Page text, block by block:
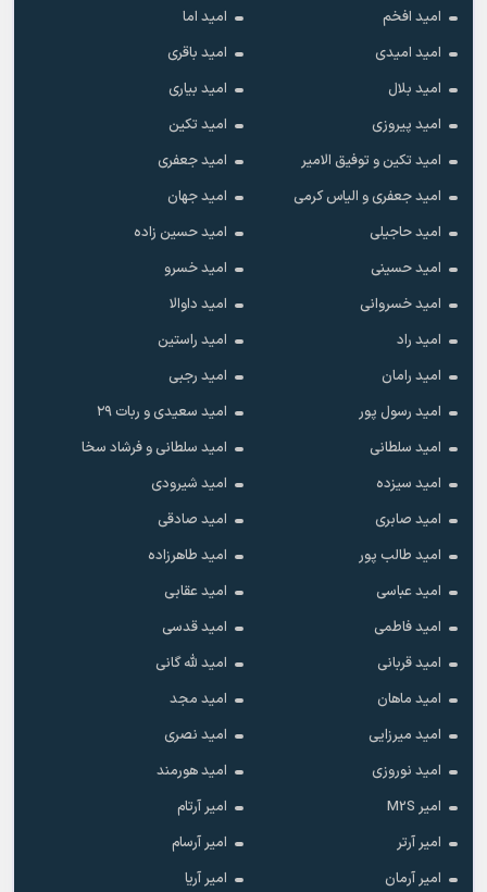
امید افخم
امید اما
امید امیدی
امید باقری
امید بلال
امید بیاری
امید پیروزی
امید تکین
امید تکین و توفیق الامیر
امید جعفری
امید جعفری و الیاس کرمی
امید جهان
امید حاجیلی
امید حسین زاده
امید حسینی
امید خسرو
امید خسروانی
امید داوالا
امید راد
امید راستین
امید رامان
امید رجبی
امید رسول پور
امید سعیدی و ربات ۲۹
امید سلطانی
امید سلطانی و فرشاد سخا
امید سیزده
امید شیرودی
امید صابری
امید صادقی
امید طالب پور
امید طاهرزاده
امید عباسی
امید عقابی
امید فاطمی
امید قدسی
امید قربانی
امید لله گانی
امید ماهان
امید مجد
امید میرزایی
امید نصری
امید نوروزی
امید هورمند
امیر M2S
امیر آرتام
امیر آرتر
امیر آرسام
امیر آرمان
امیر آریا